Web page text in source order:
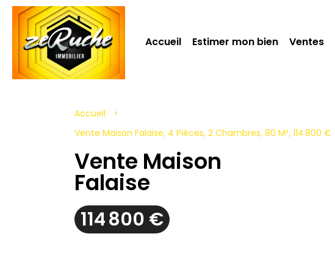
Accueil Estimer mon bien Ventes
Accueil
Vente Maison Falaise, 4 Pièces, 2 Chambres, 80 M², 114 800 €
Vente Maison
Falaise
114 800 €